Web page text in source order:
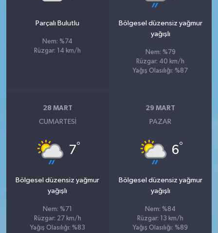
Parçalı Bulutlu
Nem: %74
Rüzgar: 14 km/h
Bölgesel düzensiz yağmur
yağışlı
Nem: %79
Rüzgar: 40 km/h
Yağış Olasılığı: %87
28 MART
CUMARTESI
7°
Bölgesel düzensiz yağmur
yağışlı
Nem: %71
Rüzgar: 27 km/h
Yağış Olasılığı: %83
29 MART
PAZAR
6°
Bölgesel düzensiz yağmur
yağışlı
Nem: %84
Rüzgar: 13 km/h
Yağış Olasılığı: %89